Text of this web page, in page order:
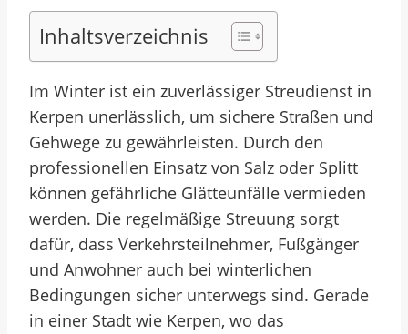
Inhaltsverzeichnis
Im Winter ist ein zuverlässiger Streudienst in
Kerpen unerlässlich, um sichere Straßen und
Gehwege zu gewährleisten. Durch den
professionellen Einsatz von Salz oder Splitt
können gefährliche Glätteunfälle vermieden
werden. Die regelmäßige Streuung sorgt
dafür, dass Verkehrsteilnehmer, Fußgänger
und Anwohner auch bei winterlichen
Bedingungen sicher unterwegs sind. Gerade
in einer Stadt wie Kerpen, wo das